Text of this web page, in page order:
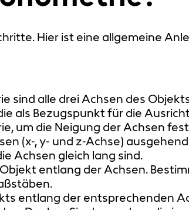
Hier ist eine allgemeine
sind alle drei Achsen des
als Bezugspunkt für die
um die Neigung der Achsen
(x-, y- und z-Achse)
Achsen gleich lang sind.
entlang der Achsen.
entlang der entsprechenden